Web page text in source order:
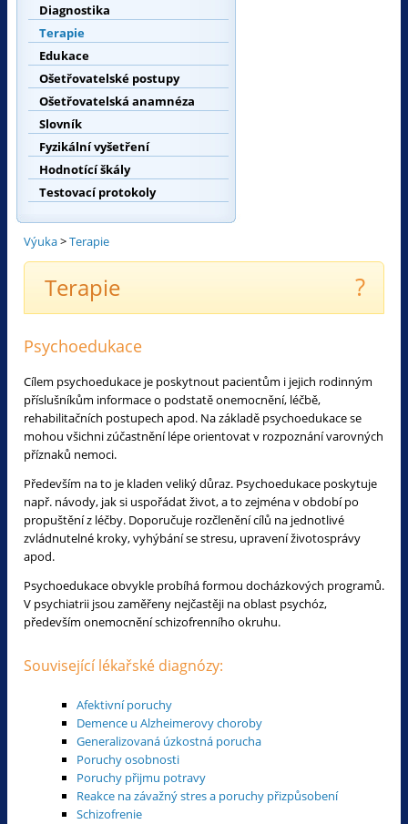
Diagnostika
Terapie
Edukace
Ošetřovatelské postupy
Ošetřovatelská anamnéza
Slovník
Fyzikální vyšetření
Hodnotící škály
Testovací protokoly
Výuka>Terapie
Terapie ?
Psychoedukace
Cílem psychoedukace je poskytnout pacientům i jejich rodinným
příslušníkům informace o podstatě onemocnění, léčbě,
rehabilitačních postupech apod. Na základě psychoedukace se
mohou všichni zúčastnění lépe orientovat v rozpoznání varovných
příznaků nemoci.
Především na to je kladen veliký důraz. Psychoedukace poskytuje
např. návody, jak si uspořádat život, a to zejména v období po
propuštění z léčby. Doporučuje rozčlenění cílů na jednotlivé
zvládnutelné kroky, vyhýbání se stresu, upravení životosprávy
apod.
Psychoedukace obvykle probíhá formou docházkových programů.
V psychiatrii jsou zaměřeny nejčastěji na oblast psychóz,
především onemocnění schizofrenního okruhu.
Související lékařské diagnózy:
Afektivní poruchy
Demence u Alzheimerovy choroby
Generalizovaná úzkostná porucha
Poruchy osobnosti
Poruchy přijmu potravy
Reakce na závažný stres a poruchy přizpůsobení
Schizofrenie